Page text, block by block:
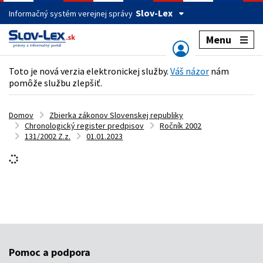
Informačný systém verejnej správy Slov-Lex
Menu
Toto je nová verzia elektronickej služby. Váš názor nám
pomôže službu zlepšiť.
Domov
Zbierka zákonov Slovenskej republiky
Chronologický register predpisov
Ročník 2002
131/2002 Z.z.
01.01.2023
Pomoc a podpora